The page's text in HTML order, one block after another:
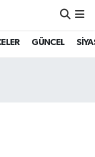
GÜNCEL